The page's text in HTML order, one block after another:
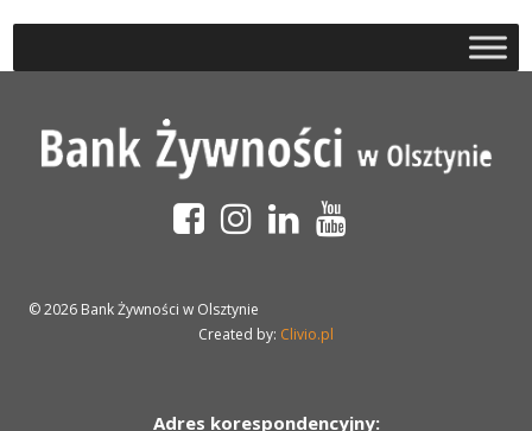
© 2026 Bank Żywności w Olsztynie
Created by: Clivio.pl
Adres korespondencyjny: